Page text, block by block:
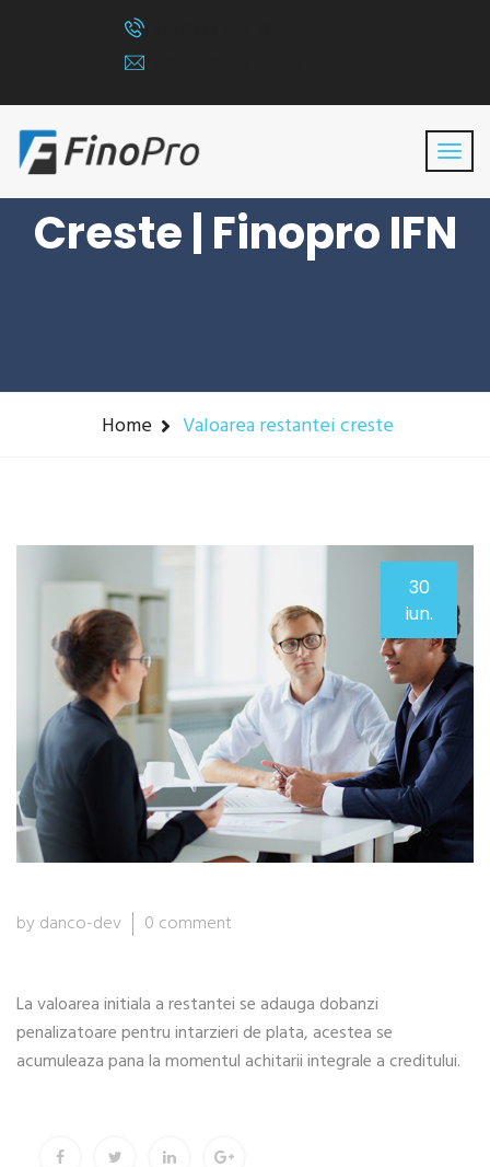
Valoarea Restantei
Creste | Finopro IFN
Home Valoarea restantei creste
30
iun.
by danco-dev 0 comment
La valoarea initiala a restantei se adauga dobanzi
penalizatoare pentru intarzieri de plata, acestea se
acumuleaza pana la momentul achitarii integrale a creditului.